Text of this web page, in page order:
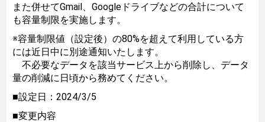
また併せてGmail、Googleドライブなどの合計について
も容量制限を実施します。
※容量制限値（設定後）の80%を超えて利用している方
には近日中に別途通知いたします。
不必要なデータを該当サービス上から削除し、データ
量の削減に日頃から務めてください。
■設定日：2024/3/5
■変更内容